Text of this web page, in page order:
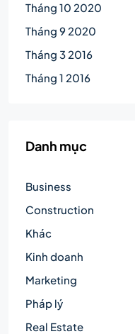
Tháng 10 2020
Tháng 9 2020
Tháng 3 2016
Tháng 1 2016
Danh mục
Business
Construction
Khác
Kinh doanh
Marketing
Pháp lý
Real Estate